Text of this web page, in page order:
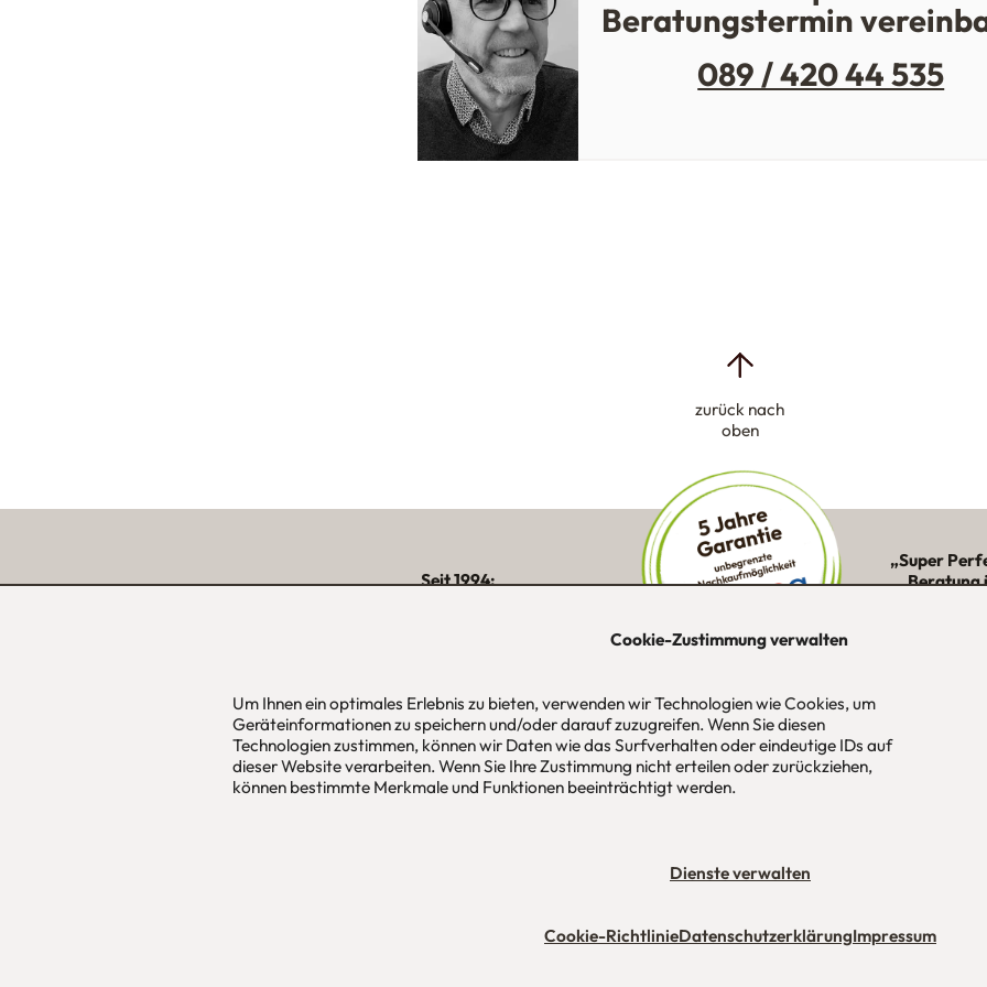
Cookie-Zustimmung verwalten
Um Ihnen ein optimales Erlebnis zu bieten, verwenden wir Technologien wie Cookies, um
Geräteinformationen zu speichern und/oder darauf zuzugreifen. Wenn Sie diesen
Technologien zustimmen, können wir Daten wie das Surfverhalten oder eindeutige IDs auf
dieser Website verarbeiten. Wenn Sie Ihre Zustimmung nicht erteilen oder zurückziehen,
können bestimmte Merkmale und Funktionen beeinträchtigt werden.
Dienste verwalten
Cookie-RichtlinieDatenschutzerklärungImpressum
Beratungstermin
089 / 420 44 535
zurück nach
oben
Seit 1994:
„Super
Beratung
urbana möbel
Individuelles Wohndesign
ohne Mehrpreis nach Maß
Hans Pinsel-Str. 1
im DreierHaus
85540Haar / München
Tel
089 / 420 44 535
Fax
089 / 456 00 646
E-Mail
mail@urbana-moebel.de
Datenschutzerklärung Stellenangebote
Maßmöbel München